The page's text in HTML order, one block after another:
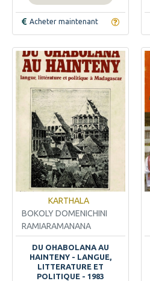
Acheter maintenant
KARTHALA
BOKOLY DOMENICHINI
RAMIARAMANANA
DU OHABOLANA AU
HAINTENY - LANGUE,
LITTERATURE ET
POLITIQUE - 1983